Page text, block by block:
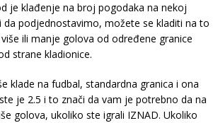
je klađenje na broj pogodaka na nekoj
podjednostavimo, možete se kladiti na to
ili manje golova od određene granice
strane kladionice.
klade na fudbal, standardna granica i ona
je 2.5 i to znači da vam je potrebno da na
golova, ukoliko ste igrali IZNAD. Ukoliko